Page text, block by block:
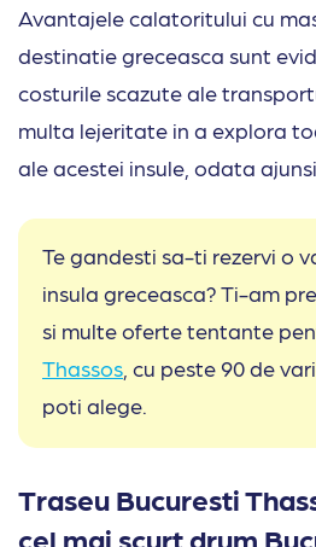
Avantajele calatoritului cu
destinatie greceasca sunt
costurile scazute ale
multa lejeritate in a explora
ale acestei insule, odata
Te gandesti sa-ti rezervi o
insula greceasca? Ti-am
si multe oferte tentante
Thassos , cu peste 90 de
poti alege.
Traseu Bucuresti
cel mai scurt drum